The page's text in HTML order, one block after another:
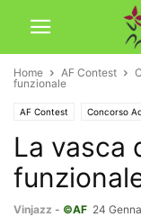
Home AF Contest
funzionale
AF Contest Concorso
La vasca
Vinjazz - ©AF 24